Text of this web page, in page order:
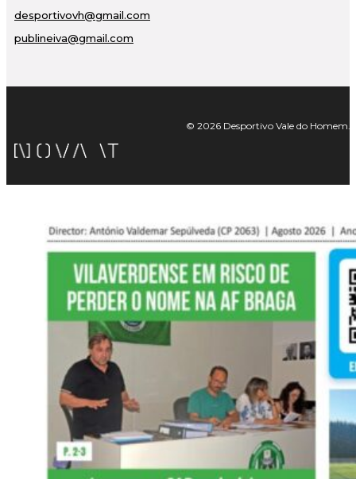
desportivovh@gmail.com
publineiva@gmail.com
© 2026 Desportivo Vale do Homem.